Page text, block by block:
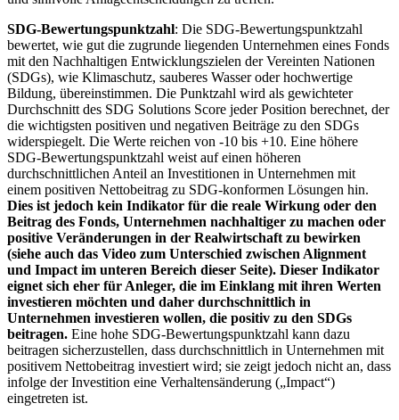
SDG-Bewertungspunktzahl: Die SDG-Bewertungspunktzahl
bewertet, wie gut die zugrunde liegenden Unternehmen eines Fonds
mit den Nachhaltigen Entwicklungszielen der Vereinten Nationen
(SDGs), wie Klimaschutz, sauberes Wasser oder hochwertige
Bildung, übereinstimmen. Die Punktzahl wird als gewichteter
Durchschnitt des SDG Solutions Score jeder Position berechnet, der
die wichtigsten positiven und negativen Beiträge zu den SDGs
widerspiegelt. Die Werte reichen von -10 bis +10. Eine höhere
SDG-Bewertungspunktzahl weist auf einen höheren
durchschnittlichen Anteil an Investitionen in Unternehmen mit
einem positiven Nettobeitrag zu SDG-konformen Lösungen hin.
Dies ist jedoch kein Indikator für die reale Wirkung oder den
Beitrag des Fonds, Unternehmen nachhaltiger zu machen oder
positive Veränderungen in der Realwirtschaft zu bewirken
(siehe auch das Video zum Unterschied zwischen Alignment
und Impact im unteren Bereich dieser Seite). Dieser Indikator
eignet sich eher für Anleger, die im Einklang mit ihren Werten
investieren möchten und daher durchschnittlich in
Unternehmen investieren wollen, die positiv zu den SDGs
beitragen. Eine hohe SDG-Bewertungspunktzahl kann dazu
beitragen sicherzustellen, dass durchschnittlich in Unternehmen mit
positivem Nettobeitrag investiert wird; sie zeigt jedoch nicht an, dass
infolge der Investition eine Verhaltensänderung („Impact“)
eingetreten ist.